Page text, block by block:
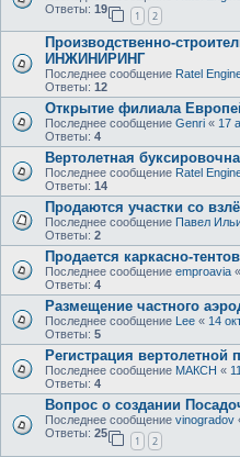
Ответы: 19
1 2
Производственно-
ИНЖИНИРИНГ
Последнее сообщение Ratel
Ответы: 12
Открытие филиала
Последнее сообщение Genri « 17
Ответы: 4
Вертолетная
Последнее сообщение Ratel
Ответы: 14
Продаются участки со
Последнее сообщение Павел
Ответы: 2
Продается каркасно-
Последнее сообщение emproavia «
Ответы: 4
Размещение частного
Последнее сообщение Lee « 14
Ответы: 5
Регистрация вертолетной
Последнее сообщение МАКСН «
Ответы: 4
Вопрос о создании
Последнее сообщение vinogradov
Ответы: 25
1 2